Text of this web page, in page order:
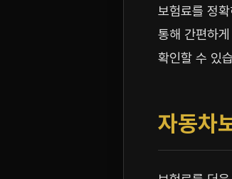
보험료를 정
통해 간편하
확인할 수 있
자동차